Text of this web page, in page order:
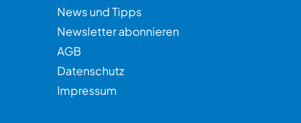
News und Tipps
Newsletter abonnieren
AGB
Datenschutz
Impressum